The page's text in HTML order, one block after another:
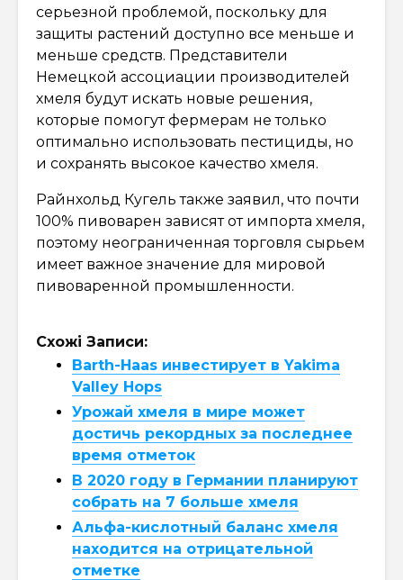
серьезной проблемой, поскольку для
защиты растений доступно все меньше и
меньше средств. Представители
Немецкой ассоциации производителей
хмеля будут искать новые решения,
которые помогут фермерам не только
оптимально использовать пестициды, но
и сохранять высокое качество хмеля.
Райнхольд Кугель также заявил, что почти
100% пивоварен зависят от импорта хмеля,
поэтому неограниченная торговля сырьем
имеет важное значение для мировой
пивоваренной промышленности.
Схожі Записи:
Barth-Haas инвестирует в Yakima
Valley Hops
Урожай хмеля в мире может
достичь рекордных за последнее
время отметок
В 2020 году в Германии планируют
собрать на 7 больше хмеля
Альфа-кислотный баланс хмеля
находится на отрицательной
отметке